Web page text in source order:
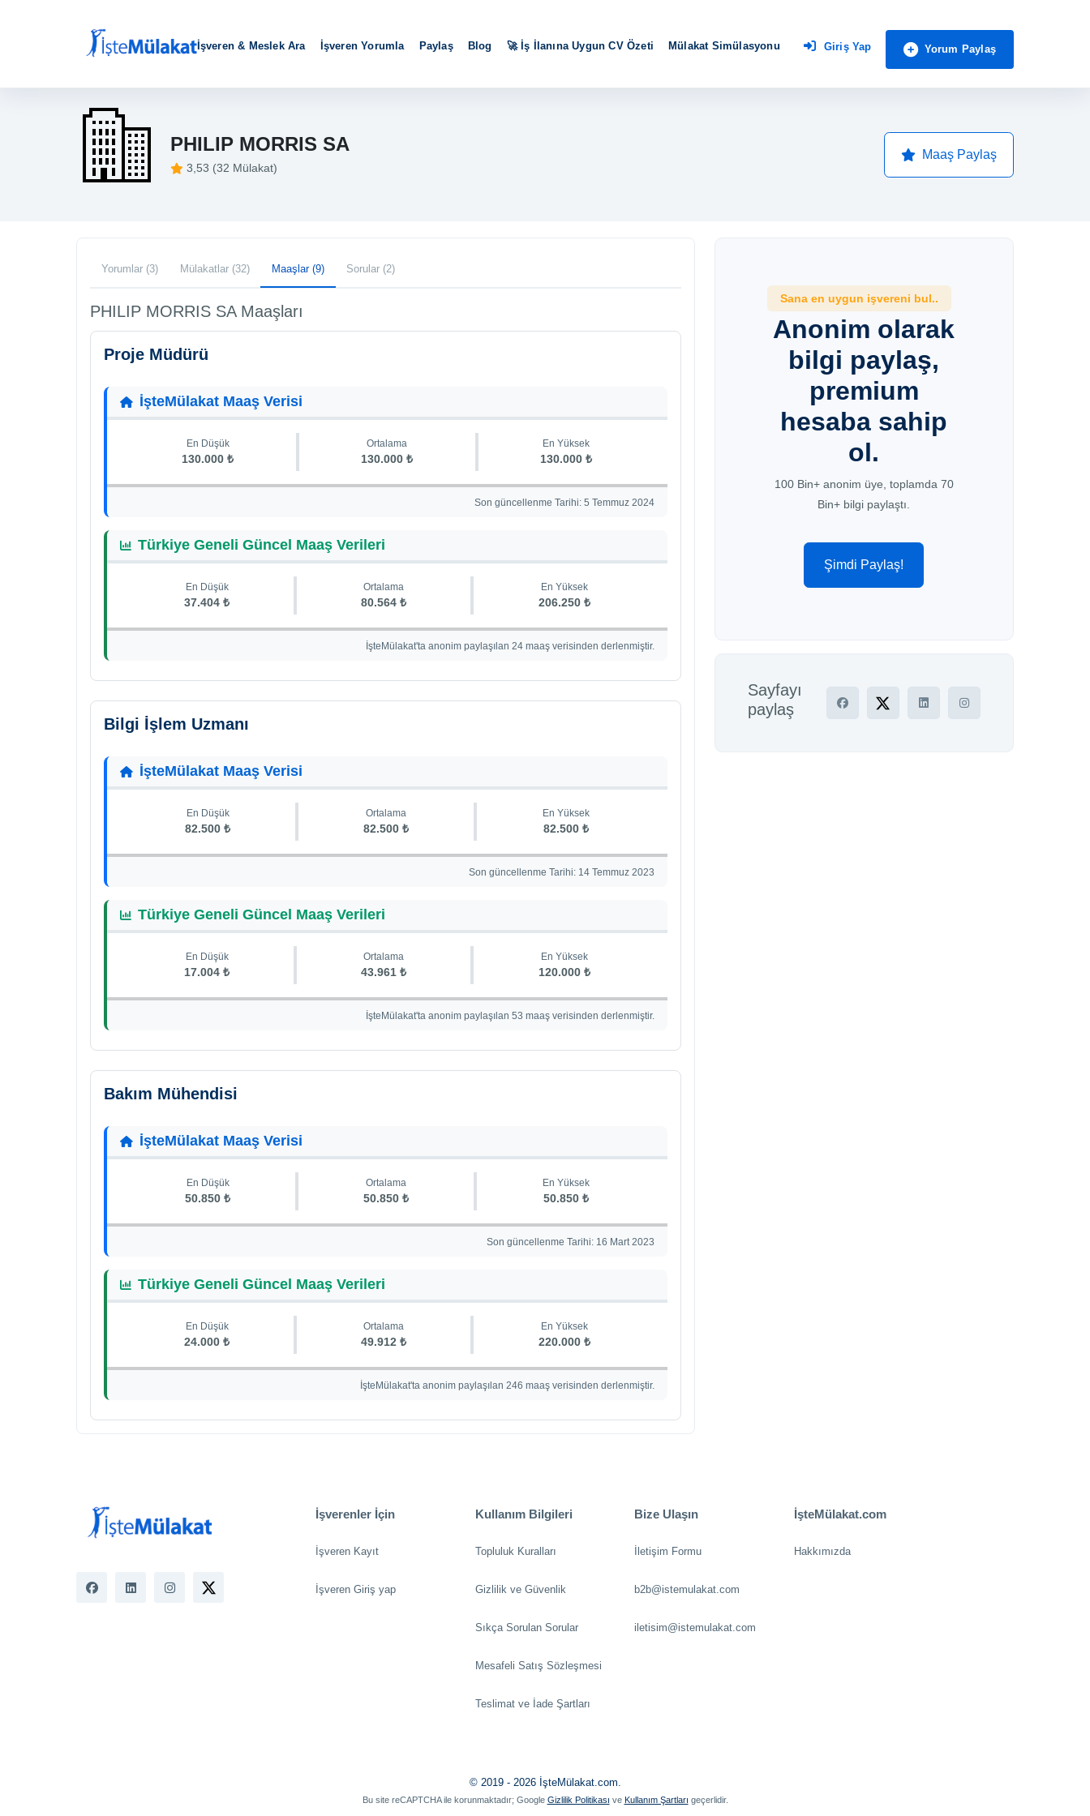
İşveren & Meslek Ara İşveren Yorumla Paylaş Blog 🚀 İş İlanına Uygun CV Özeti Mülakat Simülasyonu Giriş Yap Yorum Paylaş
PHILIP MORRIS SA
3,53 (32 Mülakat)
Maaş Paylaş
Yorumlar (3) Mülakatlar (32) Maaşlar (9) Sorular (2)
PHILIP MORRIS SA Maaşları
Proje Müdürü
İşteMülakat Maaş Verisi
En Düşük
130.000 ₺
Ortalama
130.000 ₺
En Yüksek
130.000 ₺
Son güncellenme Tarihi: 5 Temmuz 2024
Türkiye Geneli Güncel Maaş Verileri
En Düşük
37.404 ₺
Ortalama
80.564 ₺
En Yüksek
206.250 ₺
İşteMülakat'ta anonim paylaşılan 24 maaş verisinden derlenmiştir.
Bilgi İşlem Uzmanı
İşteMülakat Maaş Verisi
En Düşük
82.500 ₺
Ortalama
82.500 ₺
En Yüksek
82.500 ₺
Son güncellenme Tarihi: 14 Temmuz 2023
Türkiye Geneli Güncel Maaş Verileri
En Düşük
17.004 ₺
Ortalama
43.961 ₺
En Yüksek
120.000 ₺
İşteMülakat'ta anonim paylaşılan 53 maaş verisinden derlenmiştir.
Bakım Mühendisi
İşteMülakat Maaş Verisi
En Düşük
50.850 ₺
Ortalama
50.850 ₺
En Yüksek
50.850 ₺
Son güncellenme Tarihi: 16 Mart 2023
Türkiye Geneli Güncel Maaş Verileri
En Düşük
24.000 ₺
Ortalama
49.912 ₺
En Yüksek
220.000 ₺
İşteMülakat'ta anonim paylaşılan 246 maaş verisinden derlenmiştir.
Sana en uygun işvereni bul..
Anonim olarak
bilgi paylaş,
premium
hesaba sahip
ol.
100 Bin+ anonim üye, toplamda 70
Bin+ bilgi paylaştı.
Şimdi Paylaş!
Sayfayı
paylaş
İşverenler İçin
İşveren Kayıt
İşveren Giriş yap
Kullanım Bilgileri
Topluluk Kuralları
Gizlilik ve Güvenlik
Sıkça Sorulan Sorular
Mesafeli Satış Sözleşmesi
Teslimat ve İade Şartları
Bize Ulaşın
İletişim Formu
b2b@istemulakat.com
iletisim@istemulakat.com
İşteMülakat.com
Hakkımızda
© 2019 - 2026 İşteMülakat.com.
Bu site reCAPTCHA ile korunmaktadır; Google Gizlilik Politikası ve Kullanım Şartları geçerlidir.